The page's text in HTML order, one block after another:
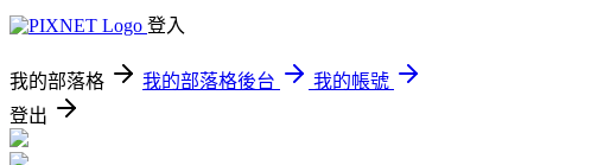
登入
我的部落格 我的部落格後台
我的帳號
登出